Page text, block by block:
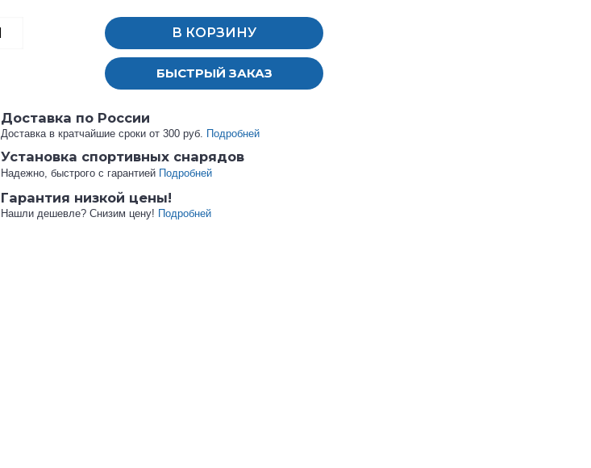
В КОРЗИНУ
БЫСТРЫЙ ЗАКАЗ
Доставка по России
Доставка в кратчайшие сроки от 300 руб. Подробней
Установка спортивных снарядов
Надежно, быстрого с гарантией Подробней
Гарантия низкой цены!
Нашли дешевле? Снизим цену! Подробней